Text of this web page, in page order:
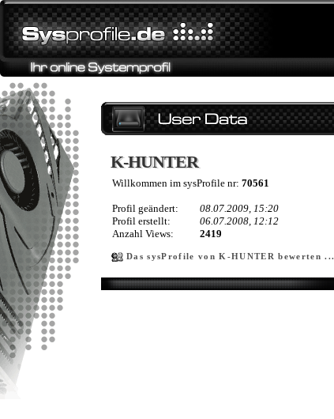
K-HUNTER
K-HUNTER
Willkommen im sysProfile nr: 70561
Profil geändert:
08.07.2009, 15:20
Profil erstellt:
06.07.2008, 12:12
Anzahl Views:
2419
Das sysProfile von K-HUNTER bewerten ...